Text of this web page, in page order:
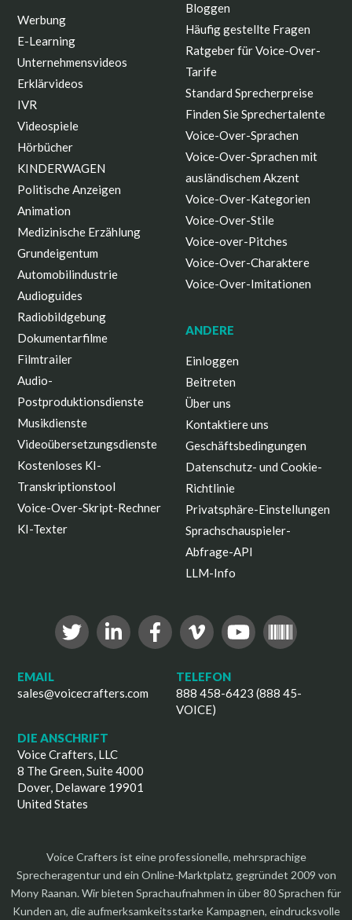
Werbung
E-Learning
Unternehmensvideos
Erklärvideos
IVR
Videospiele
Hörbücher
KINDERWAGEN
Politische Anzeigen
Animation
Medizinische Erzählung
Grundeigentum
Automobilindustrie
Audioguides
Radiobildgebung
Dokumentarfilme
Filmtrailer
Audio-
Postproduktionsdienste
Musikdienste
Videoübersetzungsdienste
Kostenloses KI-
Transkriptionstool
Voice-Over-Skript-Rechner
KI-Texter
Bloggen
Häufig gestellte Fragen
Ratgeber für Voice-Over-
Tarife
Standard Sprecherpreise
Finden Sie Sprechertalente
Voice-Over-Sprachen
Voice-Over-Sprachen mit
ausländischem Akzent
Voice-Over-Kategorien
Voice-Over-Stile
Voice-over-Pitches
Voice-Over-Charaktere
Voice-Over-Imitationen
ANDERE
Einloggen
Beitreten
Über uns
Kontaktiere uns
Geschäftsbedingungen
Datenschutz- und Cookie-
Richtlinie
Privatsphäre-Einstellungen
Sprachschauspieler-
Abfrage-API
LLM-Info
EMAIL
sales@voicecrafters.com
TELEFON
888 458-6423 (888 45-
VOICE)
DIE ANSCHRIFT
Voice Crafters, LLC
8 The Green, Suite 4000
Dover, Delaware 19901
United States
Voice Crafters ist eine professionelle, mehrsprachige
Sprecheragentur und ein Online-Marktplatz, gegründet 2009 von
Mony Raanan. Wir bieten Sprachaufnahmen in über 80 Sprachen für
Kunden an, die aufmerksamkeitsstarke Kampagnen, eindrucksvolle